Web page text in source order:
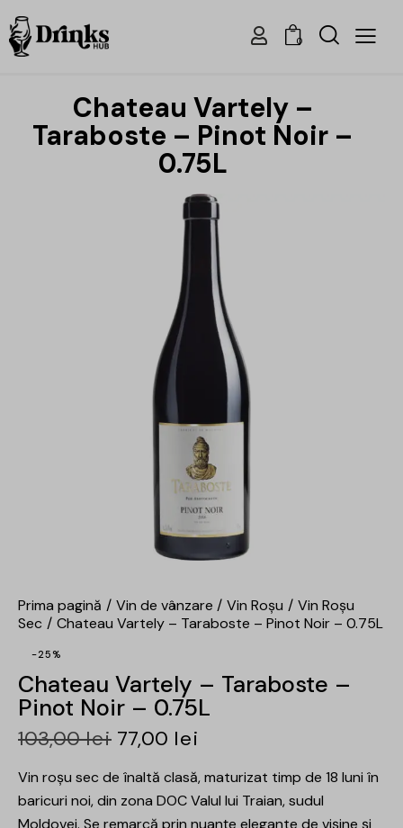
0
Chateau Vartely –
Taraboste – Pinot Noir –
0.75L
Prima pagină Vin de vânzare Vin Roșu
Vin Roșu
Sec
Chateau Vartely – Taraboste – Pinot Noir – 0.75L
-25%
Chateau Vartely – Taraboste –
Pinot Noir – 0.75L
103,00lei 77,00 lei
Vin roșu sec de înaltă clasă, maturizat timp de 18 luni în
baricuri noi, din zona DOC Valul lui Traian, sudul
Moldovei. Se remarcă prin nuanțe elegante de vișine și